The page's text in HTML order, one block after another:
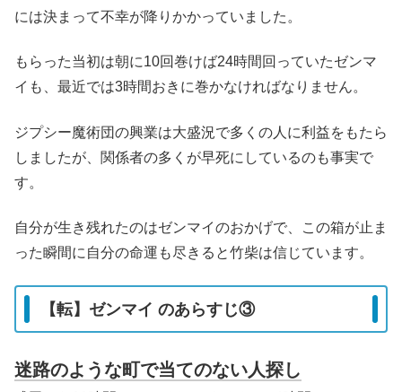
には決まって不幸が降りかかっていました。
もらった当初は朝に10回巻けば24時間回っていたゼンマ
イも、最近では3時間おきに巻かなければなりません。
ジプシー魔術団の興業は大盛況で多くの人に利益をもたら
しましたが、関係者の多くが早死にしているのも事実で
す。
自分が生き残れたのはゼンマイのおかげで、この箱が止ま
った瞬間に自分の命運も尽きると竹柴は信じています。
【転】ゼンマイ のあらすじ③
迷路のような町で当てのない人探し